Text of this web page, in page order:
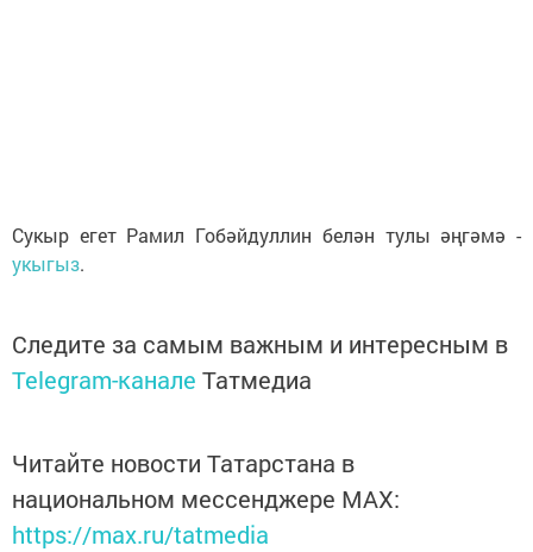
Сукыр егет Рамил Гобәйдуллин белән тулы әңгәмә -
укыгыз.
Следите за самым важным и интересным в
Telegram-канале Татмедиа
Читайте новости Татарстана в
национальном мессенджере MАХ:
https://max.ru/tatmedia